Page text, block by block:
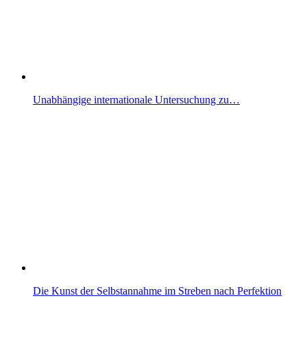
Unabhängige internationale Untersuchung zu…
Die Kunst der Selbstannahme im Streben nach Perfektion